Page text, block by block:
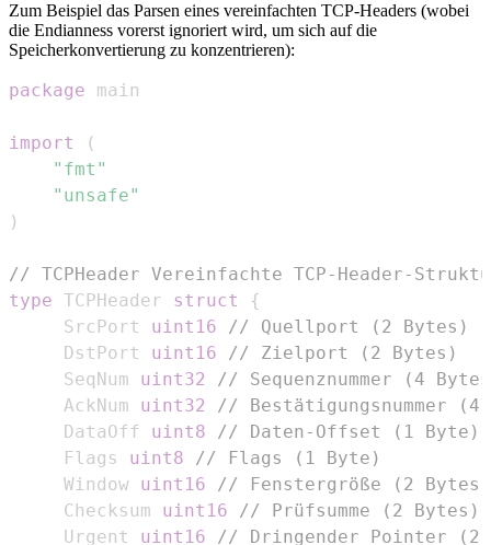
Zum Beispiel das Parsen eines vereinfachten TCP-Headers (wobei
die Endianness vorerst ignoriert wird, um sich auf die
Speicherkonvertierung zu konzentrieren):
package
import
(
"fmt"
"unsafe"
)
// TCPHeader Vereinfachte TCP-Header-
type TCPHeader struct
{
	 SrcPort
uint16
// Quellport (2 Bytes)
	 DstPort
uint16
// Zielport (2 Bytes)
	 SeqNum
uint32
// Sequenznummer (4
	 AckNum
uint32
// Bestätigungsnummer (4
	 DataOff
uint8
// Daten-Offset (1 Byte)
	 Flags
uint8
// Flags (1 Byte)
	 Window
uint16
// Fenstergröße (2 Bytes)
	 Checksum
uint16
// Prüfsumme (2 Bytes)
	 Urgent
uint16
// Dringender Pointer (2